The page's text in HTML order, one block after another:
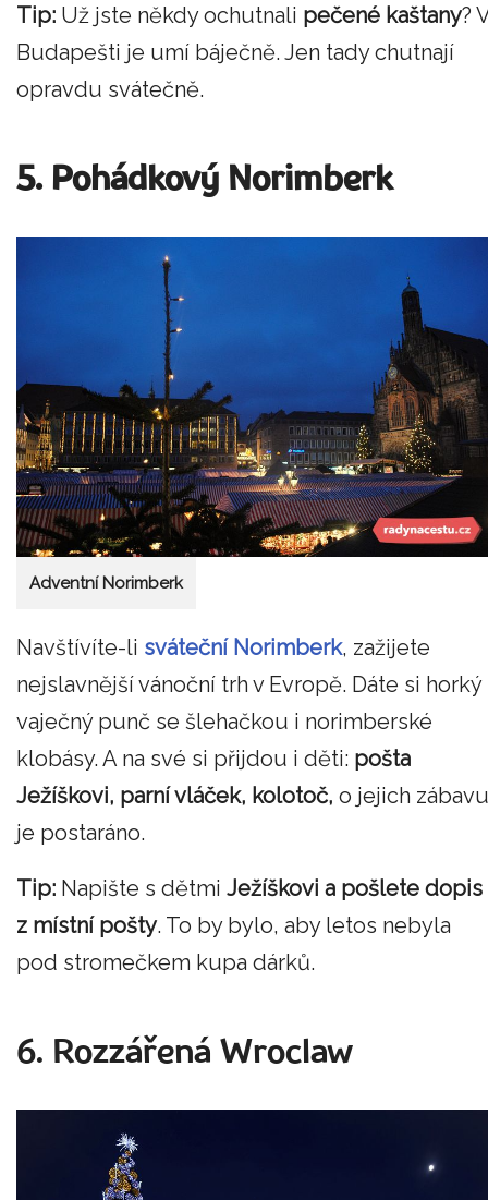
Tip: Už jste někdy ochutnali pečené kaštany?
Budapešti je umí báječně. Jen tady chutnají
opravdu svátečně.
5. Pohádkový Norimberk
Adventní Norimberk
Navštívíte-li sváteční Norimberk, zažijete
nejslavnější vánoční trh v Evropě. Dáte si horký
vaječný punč se šlehačkou i norimberské
klobásy. A na své si přijdou i děti: pošta
Ježíškovi, parní vláček, kolotoč, o jejich zábavu
je postaráno.
Tip: Napište s dětmi Ježíškovi a pošlete dopis
z místní pošty. To by bylo, aby letos nebyla
pod stromečkem kupa dárků.
6. Rozzářená Wroclaw